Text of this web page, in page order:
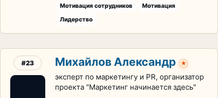
Мотивация сотрудников
Мотивация
Лидерство
#23 Михайлов Александр ★
эксперт по маркетингу и PR, организатор
проекта "Маркетинг начинается здесь"